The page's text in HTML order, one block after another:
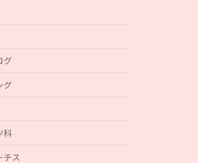
グ
グ
科
チス